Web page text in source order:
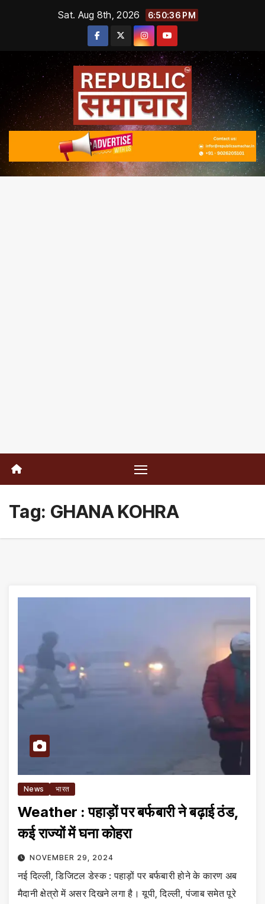
Sat. Aug 8th, 2026 6:50:36 PM
Tag: GHANA KOHRA
News भारत
Weather : पहाड़ों पर बर्फबारी ने बढ़ाई ठंड,
कई राज्यों में घना कोहरा
NOVEMBER 29, 2024
नई दिल्ली, डिजिटल डेस्क : पहाड़ों पर बर्फबारी होने के कारण अब
मैदानी क्षेत्रो में असर दिखने लगा है। यूपी, दिल्ली, पंजाब समेत पूरे